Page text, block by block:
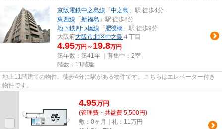
京阪電鉄中之島線 「 中之島 」駅 徒歩4分
東西線 「 新福島 」駅 徒歩8分
地下鉄四つ橋線 「 肥後橋 」駅 徒歩9分
大阪府大阪市北区中之島 ４丁目
4.95万円～ 19.8万円
築年数：築41年 ｜募集中： 2室
階数：11階建
地上11階建ての物件。徒歩4分に駅がある物件です。こちらはエレベーター付き
物件です。
4.95万円
(管理費・共益費 5,500円)
敷：0ヶ月｜礼：11万円